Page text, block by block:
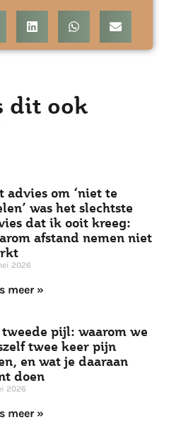
dit ook
advies om ‘niet te
was het slechtste
dat ik ooit kreeg:
afstand nemen niet
2026
meer »
tweede pijl: waarom we
twee keer pijn
en wat je daaraan
doen
2026
meer »